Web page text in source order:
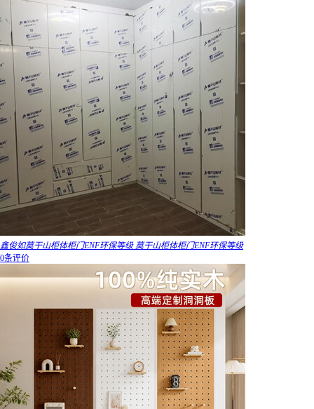
鑫俊如莫干山柜体柜门ENF环保等级 莫干山柜体柜门ENF环保等级
0条评价